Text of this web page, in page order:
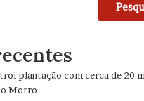
plantação com cerca de 20
Morro